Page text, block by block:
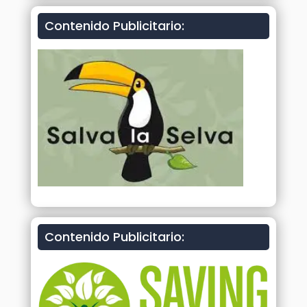
Contenido Publicitario:
Contenido Publicitario: